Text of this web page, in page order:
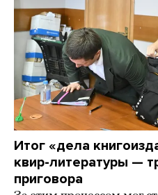
Итог «дела
квир-литературы —
приговора